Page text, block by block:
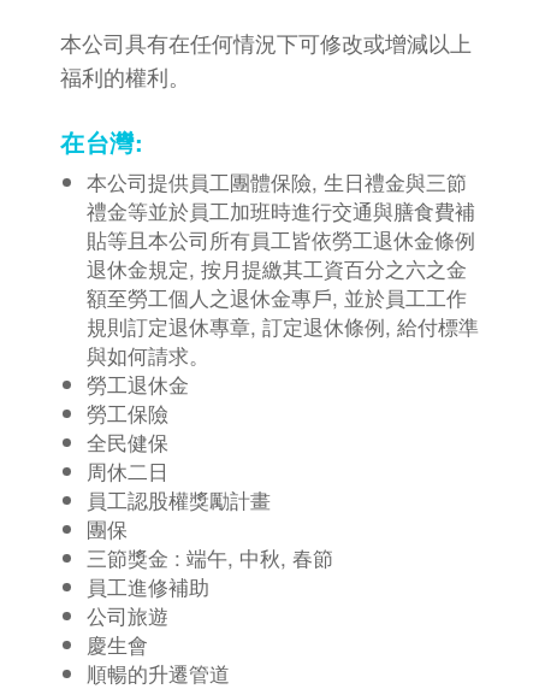
本公司具有在任何情況下可修改或增減以上
福利的權利。
在台灣:
本公司提供員工團體保險, 生日禮金與三節
禮金等並於員工加班時進行交通與膳食費補
貼等且本公司所有員工皆依勞工退休金條例
退休金規定, 按月提繳其工資百分之六之金
額至勞工個人之退休金專戶, 並於員工工作
規則訂定退休專章, 訂定退休條例, 給付標準
與如何請求。
勞工退休金
勞工保險
全民健保
周休二日
員工認股權獎勵計畫
團保
三節獎金 : 端午, 中秋, 春節
員工進修補助
公司旅遊
慶生會
順暢的升遷管道